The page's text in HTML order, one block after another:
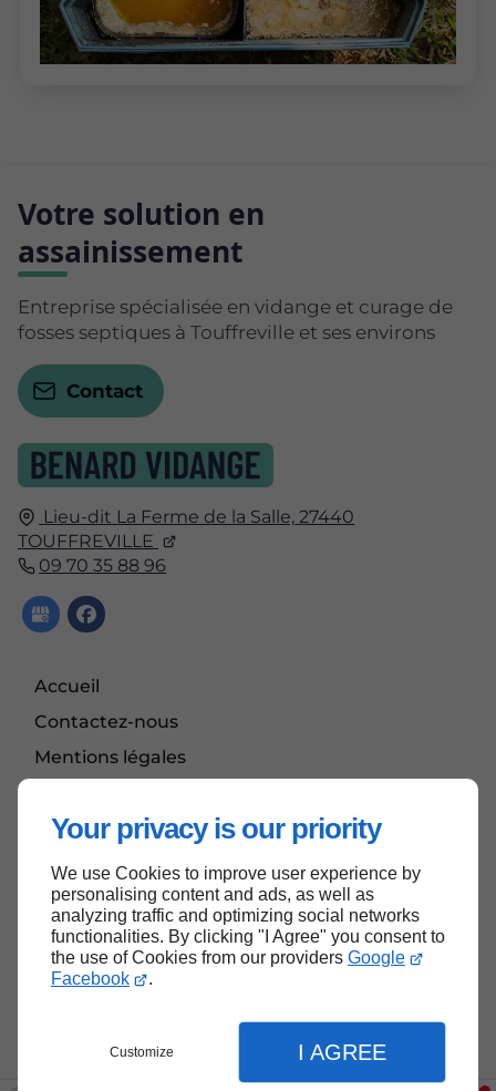
Your privacy is our priority
We use Cookies to improve user experience by
personalising content and ads, as well as
analyzing traffic and optimizing social networks
functionalities. By clicking "I Agree" you consent to
the use of Cookies from our providers Google
Facebook
.
Customize I AGREE
Lieu-dit La Ferme de la Salle, 27440
TOUFFREVILLE
09 70 35 88 96
Accueil
Contactez-nous
Mentions légales
Votre solution en
assainissement
Entreprise spécialisée en vidange et curage de
fosses septiques à Touffreville et ses environs
Contact
Haut de page